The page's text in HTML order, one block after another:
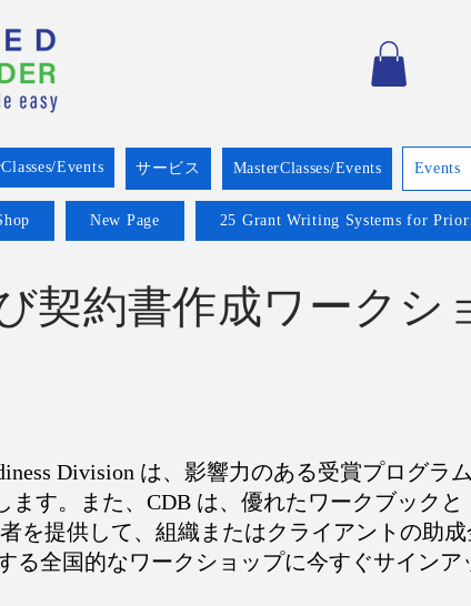
Events サービス MasterClasses/Events Events
New Page 25 Grant Writing Systems for
契約書作成ワークシ
Division は、影響力のある受賞プログラ
ます。また、CDB は、優れたワークブック
を提供して、組織またはクライアントの助
る全国的なワークショップに今すぐサインア